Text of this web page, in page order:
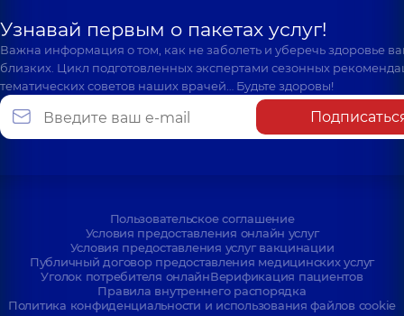
Узнавай первым о пакетах услуг!
Важна информация о том, как не заболеть и уберечь здоровье
близких. Цикл подготовленных экспертами сезонных
тематических советов наших врачей… Будьте здоровы!
Пользовательское соглашение
Условия предоставления онлайн услуг
Условия предоставления услуг вакцинации
Публичный договор предоставления медицинских услуг
Уголок потребителя онлайнВерификация пациентов
Правила внутреннего распорядка
Политика конфиденциальности и использования файлов cookie